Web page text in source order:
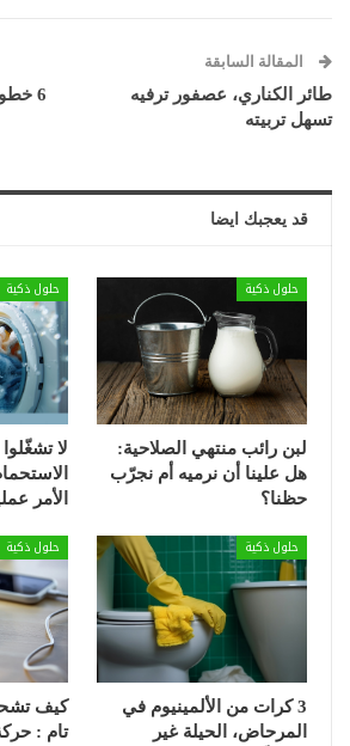
المقالة السابقة
طائر الكناري، عصفور ترفيه
تسهل تربيته
6
قد يعجبك ايضا
حلول ذكية
لبن رائب منتهي الصلاحية:
هل علينا أن نرميه أم نجرّب
حظنا؟
حلول ذكية
لا تشغّلوا
الأمر
حلول ذكية
3 كرات من الألمينيوم في
المرحاض، الحيلة غير
حلول ذكية
كيف
تام :